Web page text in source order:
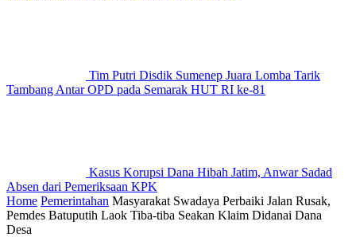
Tim Putri Disdik Sumenep Juara Lomba Tarik
Tambang Antar OPD pada Semarak HUT RI ke-81
Kasus Korupsi Dana Hibah Jatim, Anwar Sadad
Absen dari Pemeriksaan KPK
Home Pemerintahan Masyarakat Swadaya Perbaiki Jalan Rusak,
Pemdes Batuputih Laok Tiba-tiba Seakan Klaim Didanai Dana
Desa